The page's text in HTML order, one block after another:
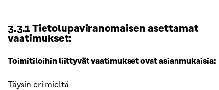
3.3.1 Tietolupaviranomaisen asettamat
vaatimukset:
Toimitiloihin liittyvät vaatimukset ovat asianmukaisia:
Täysin eri mieltä